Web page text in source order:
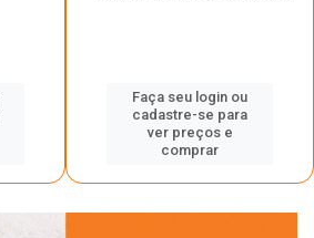
Faça seu login ou
cadastre-se para
ver preços e
comprar